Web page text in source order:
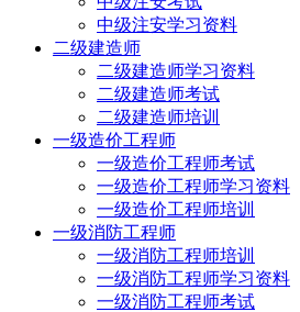
中级注安学习资料
二级建造师
二级建造师学习资料
二级建造师考试
二级建造师培训
一级造价工程师
一级造价工程师考试
一级造价工程师学习资料
一级造价工程师培训
一级消防工程师
一级消防工程师培训
一级消防工程师学习资料
一级消防工程师考试